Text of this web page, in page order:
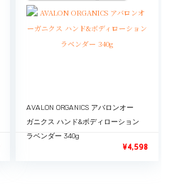
AVALON ORGANICS アバロンオー
ガニクス ハンド&ボディローション
ラベンダー 340g
¥4,598